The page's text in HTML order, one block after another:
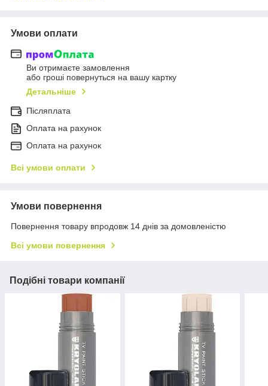
Умови оплати
Ви отримаєте замовлення
або гроші повернуться на вашу картку
Детальніше
Післяплата
Оплата на рахунок
Оплата на рахунок
Всі умови оплати
Умови повернення
Повернення товару впродовж 14 днів за домовленістю
Всі умови повернення
Подібні товари компанії